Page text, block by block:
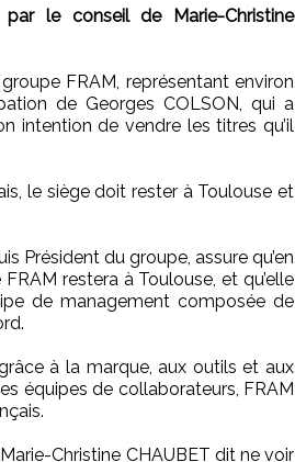
le conseil de Marie-Christine
FRAM, représentant environ
de Georges COLSON, qui a
intention de vendre les titres qu’il
le siège doit rester à Toulouse et
Président du groupe, assure qu’en
restera à Toulouse, et qu’elle
de management composée de
à la marque, aux outils et aux
équipes de collaborateurs, FRAM
Christine CHAUBET dit ne voir